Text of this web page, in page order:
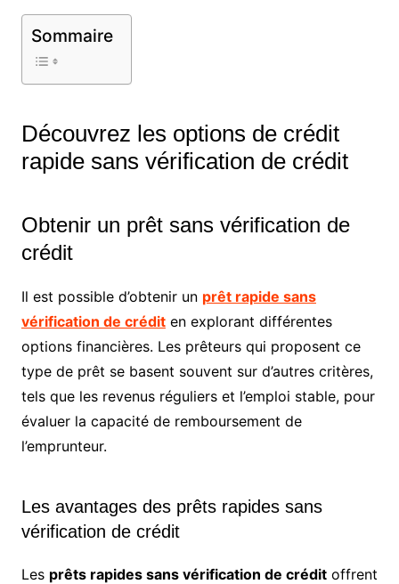
Sommaire
Découvrez les options de crédit
rapide sans vérification de crédit
Obtenir un prêt sans vérification de
crédit
Il est possible d’obtenir un prêt rapide sans
vérification de créditen explorant différentes
options financières. Les prêteurs qui proposent ce
type de prêt se basent souvent sur d’autres critères,
tels que les revenus réguliers et l’emploi stable, pour
évaluer la capacité de remboursement de
l’emprunteur.
Les avantages des prêts rapides sans
vérification de crédit
Les prêts rapides sans vérification de créditoffrent